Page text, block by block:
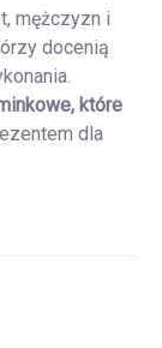
mężczyzn i
docenią
które
dla